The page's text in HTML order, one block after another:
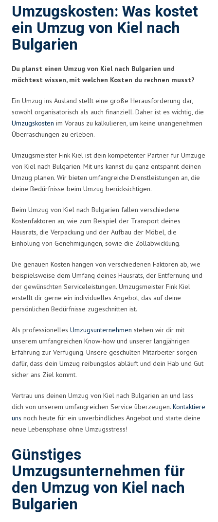
Umzugskosten: Was kostet
ein Umzug von Kiel nach
Bulgarien
Du planst einen Umzug von Kiel nach Bulgarien und
möchtest wissen, mit welchen Kosten du rechnen musst?
Ein Umzug ins Ausland stellt eine große Herausforderung dar,
sowohl organisatorisch als auch finanziell. Daher ist es wichtig, die
Umzugskosten im Voraus zu kalkulieren, um keine unangenehmen
Überraschungen zu erleben.
Umzugsmeister Fink Kiel ist dein kompetenter Partner für Umzüge
von Kiel nach Bulgarien. Mit uns kannst du ganz entspannt deinen
Umzug planen. Wir bieten umfangreiche Dienstleistungen an, die
deine Bedürfnisse beim Umzug berücksichtigen.
Beim Umzug von Kiel nach Bulgarien fallen verschiedene
Kostenfaktoren an, wie zum Beispiel der Transport deines
Hausrats, die Verpackung und der Aufbau der Möbel, die
Einholung von Genehmigungen, sowie die Zollabwicklung.
Die genauen Kosten hängen von verschiedenen Faktoren ab, wie
beispielsweise dem Umfang deines Hausrats, der Entfernung und
der gewünschten Serviceleistungen. Umzugsmeister Fink Kiel
erstellt dir gerne ein individuelles Angebot, das auf deine
persönlichen Bedürfnisse zugeschnitten ist.
Als professionelles Umzugsunternehmen stehen wir dir mit
unserem umfangreichen Know-how und unserer langjährigen
Erfahrung zur Verfügung. Unsere geschulten Mitarbeiter sorgen
dafür, dass dein Umzug reibungslos abläuft und dein Hab und Gut
sicher ans Ziel kommt.
Vertrau uns deinen Umzug von Kiel nach Bulgarien an und lass
dich von unserem umfangreichen Service überzeugen. Kontaktiere
uns noch heute für ein unverbindliches Angebot und starte deine
neue Lebensphase ohne Umzugsstress!
Günstiges
Umzugsunternehmen für
den Umzug von Kiel nach
Bulgarien